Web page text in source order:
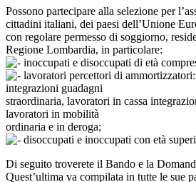
Possono partecipare alla selezione per
cittadini italiani, dei paesi dell’Unione
con regolare permesso di soggiorno,
Regione Lombardia, in particolare:
inoccupati e disoccupati di età
lavoratori percettori di
integrazioni guadagni
straordinaria, lavoratori in cassa
lavoratori in mobilità
ordinaria e in deroga;
disoccupati e inoccupati con età
Di seguito troverete il Bando e la
Quest’ultima va compilata in tutte le sue